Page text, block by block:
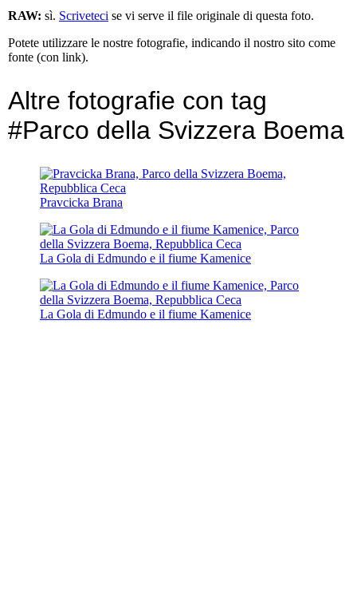
RAW: sì. Scriveteci se vi serve il file originale di questa foto.
Potete utilizzare le nostre fotografie, indicando il nostro sito come
fonte (con link).
Altre fotografie con tag
#Parco della Svizzera Boema
Pravcicka Brana
La Gola di Edmundo e il fiume Kamenice
La Gola di Edmundo e il fiume Kamenice